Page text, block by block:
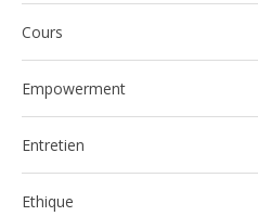
Cours
Empowerment
Entretien
Ethique